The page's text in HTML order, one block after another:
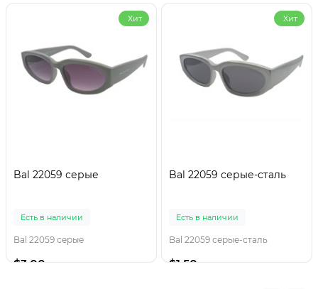
Хит
Bal 22059 серые
Есть в наличии
Bal 22059 серые
$3.00
Хит
Bal 22059 серые-сталь
Есть в наличии
Bal 22059 серые-сталь
$1.50